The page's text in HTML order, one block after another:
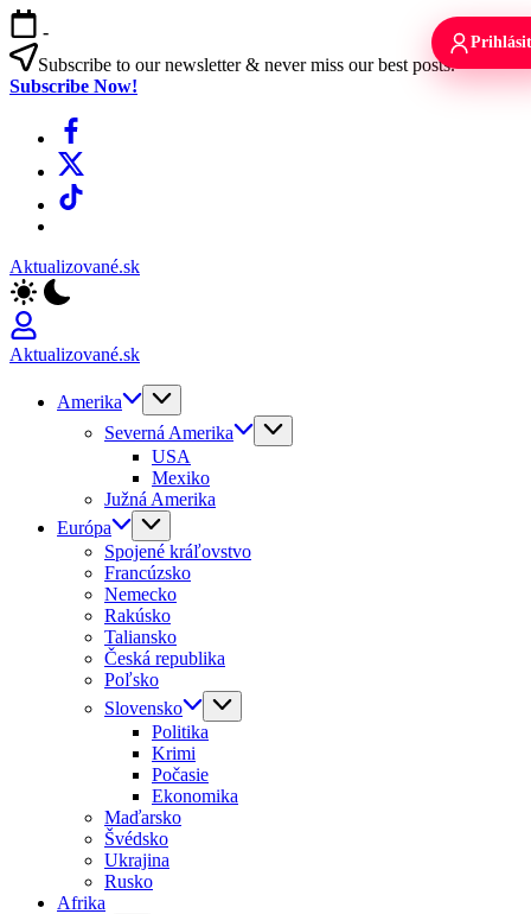
Skip
to
content
-
Subscribe to our newsletter & never miss our best posts.
Subscribe Now!
Facebook
X
TikTok
Aktualizované.sk
Aktualizované.sk
Amerika
Severná Amerika
USA
Mexiko
Južná Amerika
Európa
Spojené kráľovstvo
Francúzsko
Nemecko
Rakúsko
Taliansko
Česká republika
Poľsko
Slovensko
Politika
Krimi
Počasie
Ekonomika
Maďarsko
Švédsko
Ukrajina
Rusko
Afrika